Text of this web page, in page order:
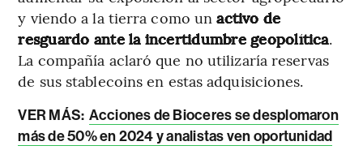
y viendo a la tierra como unactivo de
resguardo ante la incertidumbre geopolítica.
La compañía aclaró que no utilizaría reservas
de sus stablecoins en estas adquisiciones.
VER MÁS: Acciones de Bioceres se desplomaron
más de 50% en 2024 y analistas ven oportunidad